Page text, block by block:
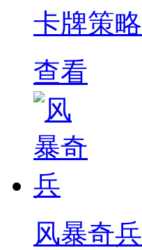
卡牌策略
查看
风暴奇兵